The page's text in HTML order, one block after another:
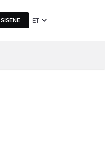
SISENE ET